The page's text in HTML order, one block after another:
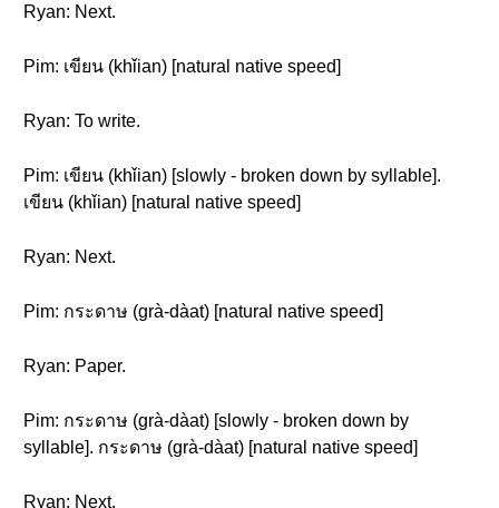
Ryan: Next.
Pim: เขียน (khǐian) [natural native speed]
Ryan: To write.
Pim: เขียน (khǐian) [slowly - broken down by syllable].
เขียน (khǐian) [natural native speed]
Ryan: Next.
Pim: กระดาษ (grà-dàat) [natural native speed]
Ryan: Paper.
Pim: กระดาษ (grà-dàat) [slowly - broken down by
syllable]. กระดาษ (grà-dàat) [natural native speed]
Ryan: Next.